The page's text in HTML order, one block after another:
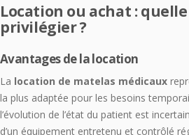
Location ou achat :
privilégier ?
Avantages de la location
La location de matelas médicaux
la plus adaptée pour les besoins
l’évolution de l’état du patient est
d’un équipement entretenu et contrôlé